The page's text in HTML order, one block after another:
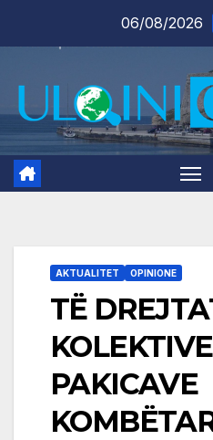
06/08/2026
AKTUALITET OPINIONE
TË
PAKICAVE